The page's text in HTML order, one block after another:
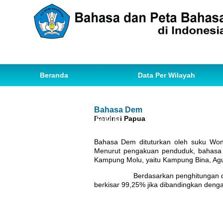
Beranda Data Per Wilayah
Ihwal Pemetaan Bahasa
Bahasa Dem
Provinsi Papua
Bahasa Dem dituturkan oleh suku
Menurut pengakuan penduduk,
Kampung Molu, yaitu Kampung Bina,
Berdasarkan penghitungan
berkisar 99,25% jika dibandingkan